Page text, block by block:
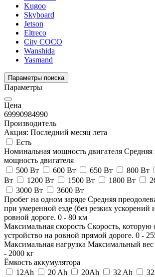
Kugoo
Skyboard
Jetson
Eltreco
City COCO
Wanshida
Yasmand
Параметры поиска
Параметры
Цена
69990984990
Производитель
Акция: Последний месяц лета
Есть
Номинальная мощность двигателя Средняя
мощность двигателя
500 Вт
600 Вт 650 Вт 800 Вт
Вт
1200 Вт 1500 Вт 1800 Вт
3000 Вт
3600 Вт
Пробег на одном заряде Средняя
при умеренной езде (без резких
ровной дороге. 0 - 80 км
Максимальная скорость Скорость, которую
устройство на ровной прямой дороге. 0 -
Максимальная нагрузка Максимальный вес
- 2000 кг
Ёмкость аккумулятора
12Ah
20 Ah 20Ah 32 Ah